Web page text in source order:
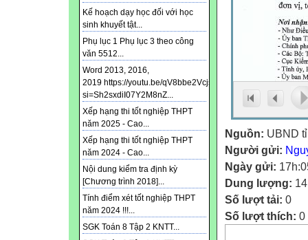
Kế hoạch dạy học đối với học
sinh khuyết tật...
Phụ lục 1 Phụ lục 3 theo công
văn 5512...
Word 2013, 2016,
2019 https://youtu.be/qV8bbe2Vcjs?
si=Sh2sxdiI07Y2M8nZ...
Xếp hạng thi tốt nghiệp THPT
năm 2025 - Cao...
Xếp hạng thi tốt nghiệp THPT
năm 2024 - Cao...
Nội dung kiểm tra định kỳ
[Chương trình 2018]...
Tính điểm xét tốt nghiệp THPT
năm 2024 !!!...
SGK Toán 8 Tập 2 KNTT...
Nguồn: UBND
Người gửi:
Ngày gửi:
Dung lượng:
Số lượt tải: 0
Số lượt thích: 0